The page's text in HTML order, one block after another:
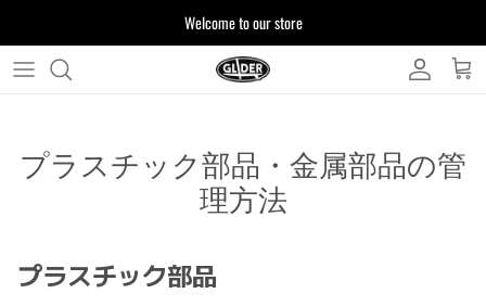
content
Welcome to our store
お客様からいただいたご質問をまとめており
ます
注文について
プラスチック部品・金属部品の管
理方法
プラスチック部品